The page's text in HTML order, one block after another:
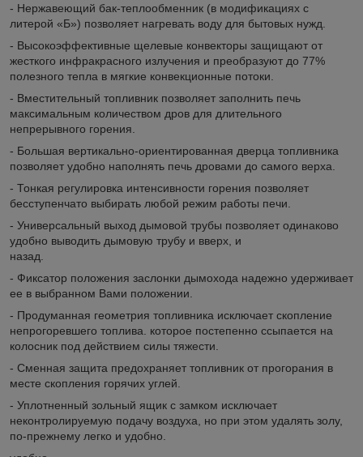
- Нержавеющий бак-теплообменник (в модификациях с
литерой «Б») позволяет нагревать воду для бытовых нужд.
- Высокоэффективные щелевые конвекторы защищают от
жесткого инфракрасного излучения и преобразуют до 77%
полезного тепла в мягкие конвекционные потоки.
- Вместительный топливник позволяет заполнить печь
максимальным количеством дров для длительного
непрерывного горения.
- Большая вертикально-ориентированная дверца топливника
позволяет удобно наполнять печь дровами до самого верха.
- Тонкая регулировка интенсивности горения позволяет
бесступенчато выбирать любой режим работы печи.
- Универсальный выход дымовой трубы позволяет одинаково
удобно выводить дымовую трубу и вверх, и
назад.
- Фиксатор положения заслонки дымохода надежно удерживает
ее в выбранном Вами положении.
- Продуманная геометрия топливника исключает скопление
непрогоревшего топлива. которое постепенно ссыпается на
колосник под действием силы тяжести.
- Сменная защита предохраняет топливник от прогорания в
месте скопления горячих углей.
- Уплотненный зольный ящик с замком исключает
неконтролируемую подачу воздуха, но при этом удалять золу,
по-прежнему легко и удобно.